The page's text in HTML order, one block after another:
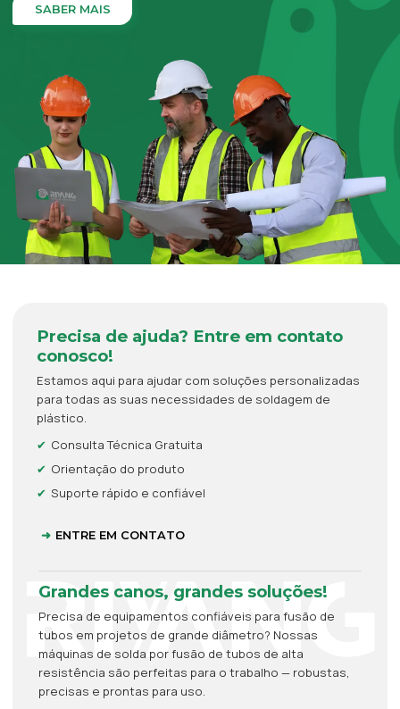
SABER MAIS
Precisa de ajuda? Entre em contato
conosco!
Estamos aqui para ajudar com soluções personalizadas
para todas as suas necessidades de soldagem de
plástico.
Consulta Técnica Gratuita
Orientação do produto
Suporte rápido e confiável
ENTRE EM CONTATO
Grandes canos, grandes soluções!
Precisa de equipamentos confiáveis para fusão de
tubos em projetos de grande diâmetro? Nossas
máquinas de solda por fusão de tubos de alta
resistência são perfeitas para o trabalho — robustas,
precisas e prontas para uso.